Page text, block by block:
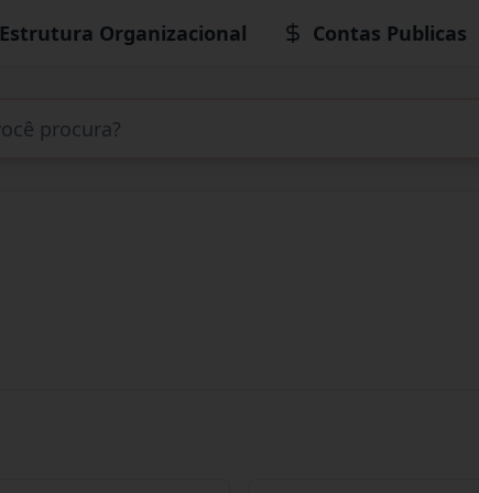
Estrutura Organizacional Contas Publicas